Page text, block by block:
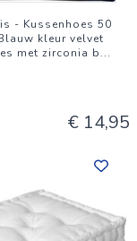
- Kussenhoes 50
kleur velvet
met zirconia b...
€ 14,95